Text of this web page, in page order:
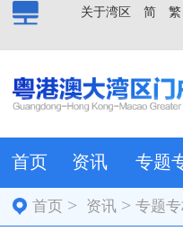
繁
简
关于湾区
首页 资讯 专题
首页 > 资讯 >专题